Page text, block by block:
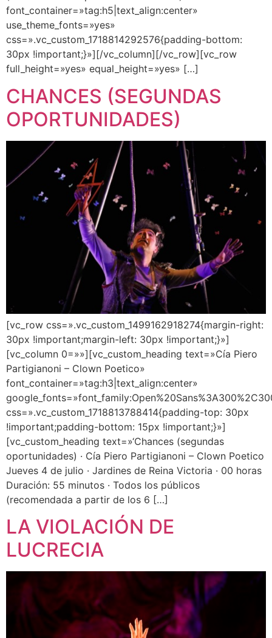
font_container=»tag:h5|text_align:center»
use_theme_fonts=»yes»
css=».vc_custom_1718814292576{padding-bottom:
30px !important;}»][/vc_column][/vc_row][vc_row
full_height=»yes» equal_height=»yes» […]
CHANCES (SEGUNDAS
OPORTUNIDADES)
[vc_row css=».vc_custom_1499162918274{margin-right:
30px !important;margin-left: 30px !important;}»]
[vc_column 0=»»][vc_custom_heading text=»Cía Piero
Partigianoni – Clown Poetico»
font_container=»tag:h3|text_align:center»
css=».vc_custom_1718813788414{padding-top: 30px
!important;padding-bottom: 15px !important;}»]
[vc_custom_heading text=»‘Chances (segundas
oportunidades) · Cía Piero Partigianoni – Clown Poetico
Jueves 4 de julio · Jardines de Reina Victoria · 00 horas
Duración: 55 minutos · Todos los públicos
(recomendada a partir de los 6 […]
LA VIOLACIÓN DE
LUCRECIA